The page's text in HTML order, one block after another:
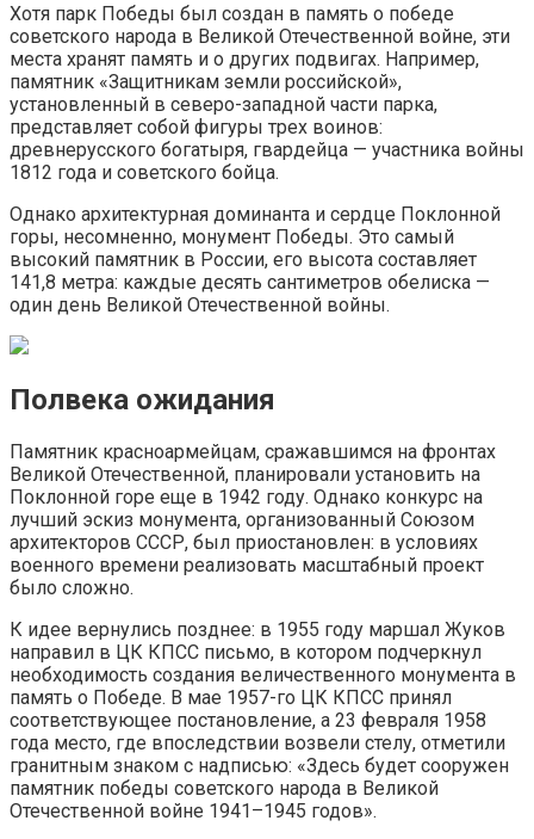
Хотя парк Победы был создан в память о победе
советского народа в Великой Отечественной войне, эти
места хранят память и о других подвигах. Например,
памятник «Защитникам земли российской»,
установленный в северо-западной части парка,
представляет собой фигуры трех воинов:
древнерусского богатыря, гвардейца — участника войны
1812 года и советского бойца.
Однако архитектурная доминанта и сердце Поклонной
горы, несомненно, монумент Победы. Это самый
высокий памятник в России, его высота составляет
141,8 метра: каждые десять сантиметров обелиска —
один день Великой Отечественной войны.
Полвека ожидания
Памятник красноармейцам, сражавшимся на фронтах
Великой Отечественной, планировали установить на
Поклонной горе еще в 1942 году. Однако конкурс на
лучший эскиз монумента, организованный Союзом
архитекторов СССР, был приостановлен: в условиях
военного времени реализовать масштабный проект
было сложно.
К идее вернулись позднее: в 1955 году маршал Жуков
направил в ЦК КПСС письмо, в котором подчеркнул
необходимость создания величественного монумента в
память о Победе. В мае 1957-го ЦК КПСС принял
соответствующее постановление, а 23 февраля 1958
года место, где впоследствии возвели стелу, отметили
гранитным знаком с надписью: «Здесь будет сооружен
памятник победы советского народа в Великой
Отечественной войне 1941–1945 годов».